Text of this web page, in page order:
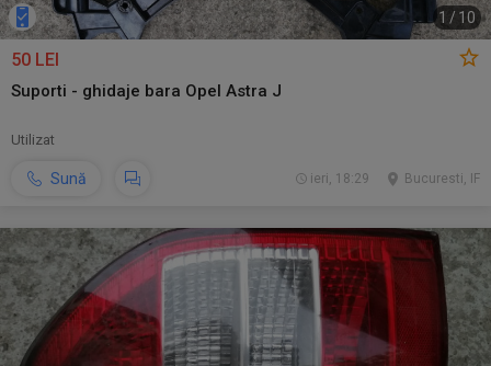
1 / 10
50 LEI
Suporti - ghidaje bara Opel Astra J
Utilizat
Sună Bucuresti, IF
ieri, 18:29